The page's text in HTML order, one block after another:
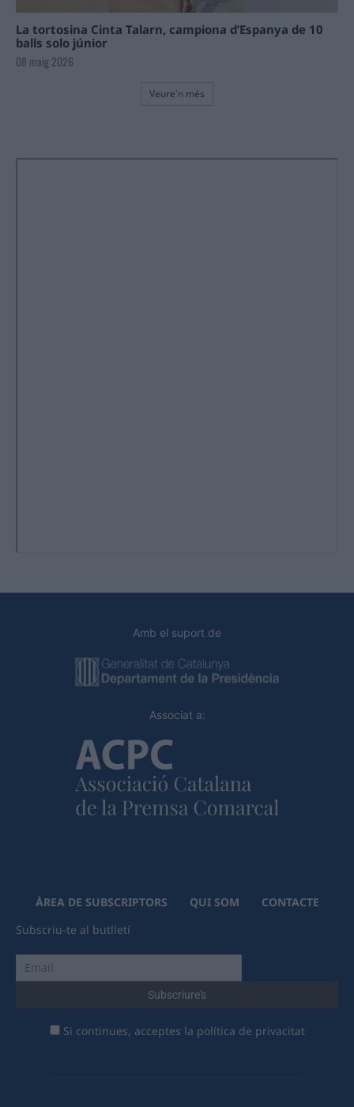
La tortosina Cinta Talarn, campiona d’Espanya de 10
balls solo júnior
08 maig 2026
Veure'n més
Amb el suport de
Associat a:
ÀREA DE SUBSCRIPTORS QUI SOM
CONTACTE
Subscriu-te al butlletí
Si continues, acceptes la política de privacitat